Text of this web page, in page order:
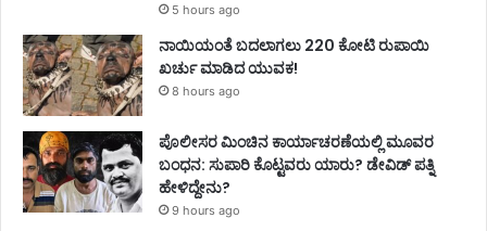
5 hours ago
ನಾಯಿಯಂತೆ ಬದಲಾಗಲು 220 ಕೋಟಿ ರುಪಾಯಿ
ಖರ್ಚು ಮಾಡಿದ ಯುವಕ!
8 hours ago
ಪೊಲೀಸರ ಮಿಂಚಿನ ಕಾರ್ಯಾಚರಣೆಯಲ್ಲಿ ಮೂವರ
ಬಂಧನ: ಸುಪಾರಿ ಕೊಟ್ಟವರು ಯಾರು? ಡೇವಿಡ್ ಪತ್ನಿ
ಹೇಳಿದ್ದೇನು?
9 hours ago